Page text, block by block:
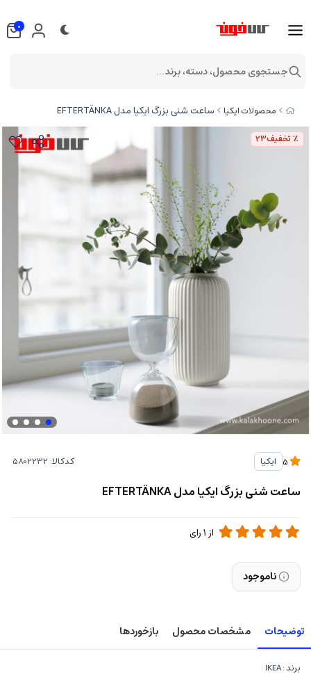
محصولات ایکیا ساعت شنی بزرگ ایکیا مدل EFTERTÄNKA
٪ تخفیف23
ایکیا کدکالا:
ساعت شنی بزرگ ایکیا مدل EFTERTÄNKA
از 1رای
ناموجود
توضیحات مشخصات محصول بازخوردها
برند : IKEA
0
جستجوی محصول، دسته، برند...